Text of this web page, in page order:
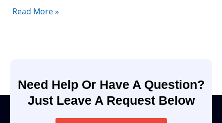
Read More »
Need Help Or Have A Question?
Just Leave A Request Below